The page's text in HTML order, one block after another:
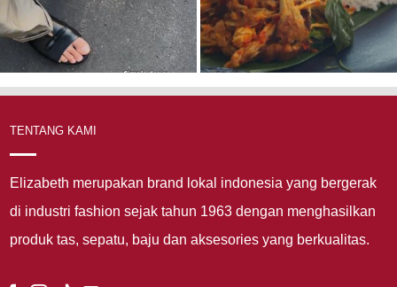
TENTANG KAMI
Elizabeth merupakan brand lokal indonesia yang bergerak
di industri fashion sejak tahun 1963 dengan menghasilkan
produk tas, sepatu, baju dan aksesories yang berkualitas.